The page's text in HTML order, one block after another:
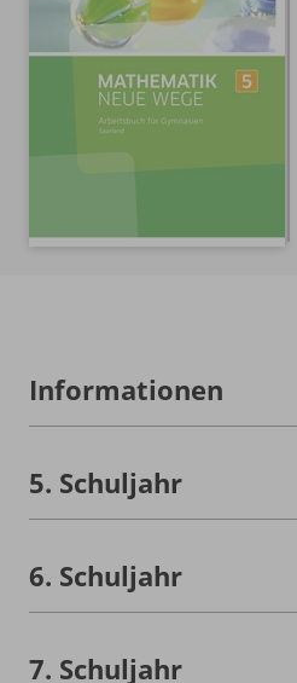
Informationen
5. Schuljahr
6. Schuljahr
7. Schuljahr